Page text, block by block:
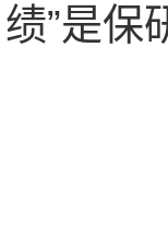
绩”是保